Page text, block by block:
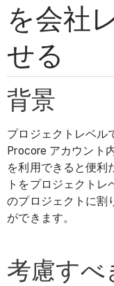
を会社
せる
背景
プロジェクトレベル
Procore アカウント
を利用できると便利
トをプロジェクト
のプロジェクトに割
ができます。
考慮すべ